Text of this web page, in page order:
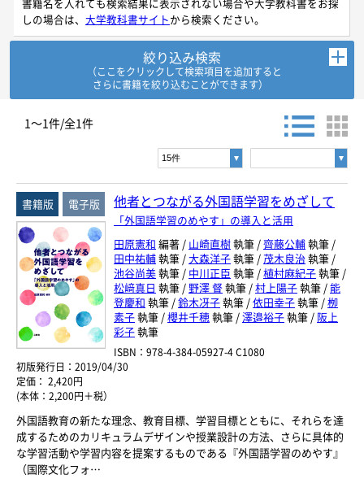
フランス語
韓国・朝鮮語
中国語
アジア諸語
日本語
閉じる
しの場合は、 大学教科書サイトから検索ください。
絞り込み検索
（ここをクリックして検索項目を追加すると
さらに書籍を絞り込むことができます）
書名・著者名などの各複数条件で検索できます。
情報を入力、選択後検索ボタンを押してください。
キーワード
書 名
著者名
言 語
ジャンル
シリーズ レベル
発行年月
1～1件/全1件
他者とつながる外国語学習をめざして
「外国語学習のめやす」の導入と活用
田原憲和 編著 / 山崎直樹執筆 /齊藤公輔執筆 /
田中祐輔執筆 /大森洋子執筆 /茂木良治執筆 /
池谷尚美執筆 / 中川正臣 執筆 /植村麻紀子執筆 /
松﨑真日 執筆 / 野澤 督執筆 /村上陽子執筆 /能
登慶和 執筆 /鈴木冴子執筆 /依田幸子執筆 /栁
素子執筆 /櫻井千穂執筆 /澤邉裕子執筆 / 阪上
彩子執筆
ISBN：978-4-384-05927-4 C1080
初版発行日：2019/04/30
定価： 2,420円
(本体：2,200円＋税）
外国語教育の新たな理念、教育目標、学習目標とともに、それらを達
成するためのカリキュラムデザインや授業設計の方法、さらに具体的
な学習活動や学習内容を提案するものである『外国語学習のめやす』
（国際文化フォ…
書籍版 電子版